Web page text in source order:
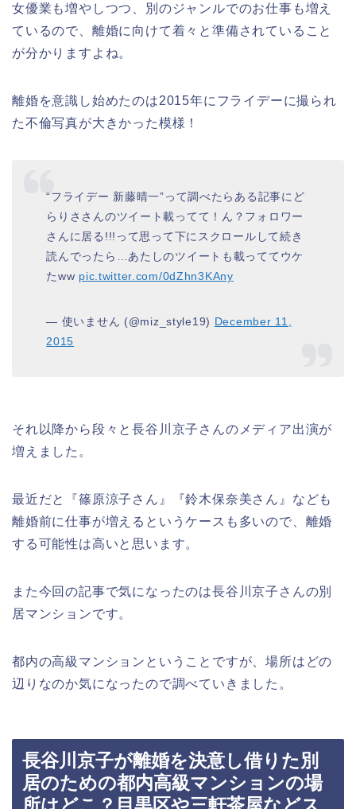
女優業も増やしつつ、別のジャンルでのお仕事も増え
ているので、離婚に向けて着々と準備されていること
が分かりますよね。
離婚を意識し始めたのは2015年にフライデーに撮られ
た不倫写真が大きかった模様！
“フライデー 新藤晴一”って調べたらある記事にど
らりささんのツイート載ってて！ん？フォロワー
さんに居る!!!って思って下にスクロールして続き
読んでったら…あたしのツイートも載っててウケ
たww pic.twitter.com/0dZhn3KAny
— 使いません (@miz_style19) December 11,
2015
それ以降から段々と長谷川京子さんのメディア出演が
増えました。
最近だと『篠原涼子さん』『鈴木保奈美さん』なども
離婚前に仕事が増えるというケースも多いので、離婚
する可能性は高いと思います。
また今回の記事で気になったのは長谷川京子さんの別
居マンションです。
都内の高級マンションということですが、場所はどの
辺りなのか気になったので調べていきました。
長谷川京子が離婚を決意し借りた別
居のための都内高級マンションの場
所はどこ？目黒区や三軒茶屋などス